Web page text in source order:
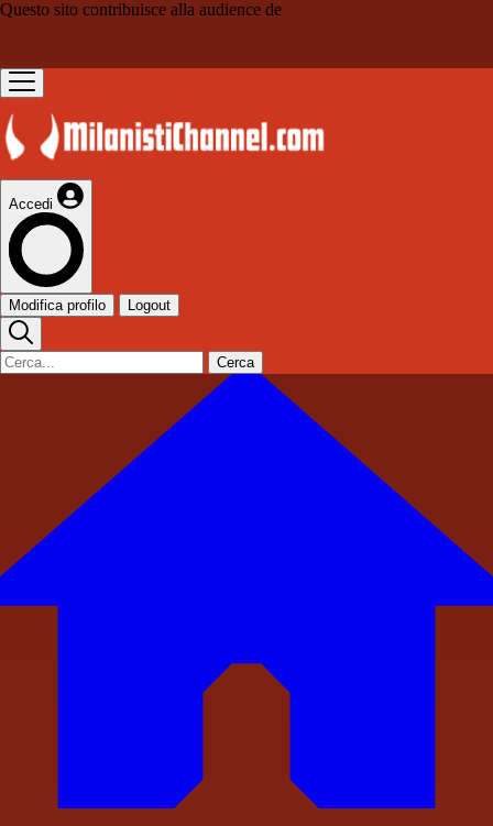
Questo sito contribuisce alla audience de
Accedi
Modifica profilo Logout
Cerca